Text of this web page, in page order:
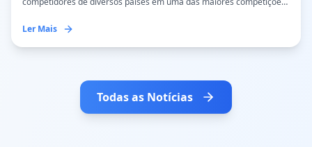
Ler Mais
Todas as Notícias